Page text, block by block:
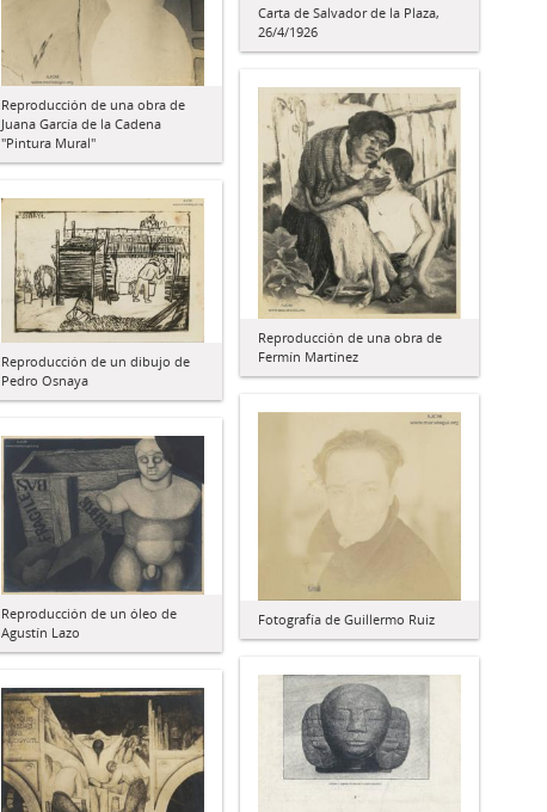
Carta de Salvador de la Plaza,
26/4/1926
Reproducción de una obra de
Juana García de la Cadena
"Pintura Mural"
Reproducción de una obra de
Fermín Martínez
Reproducción de un dibujo de
Pedro Osnaya
Fotografía de Guillermo Ruiz
Reproducción de un óleo de
Agustín Lazo